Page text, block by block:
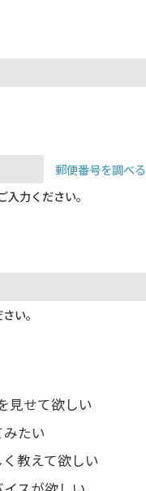
郵便番号を調べる
力ください。
い。
見せて欲しい
たい
教えて欲しい